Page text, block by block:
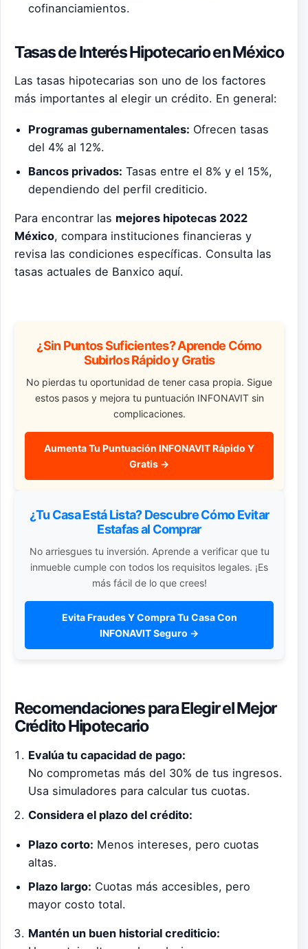
cofinanciamientos.
Tasas de Interés Hipotecario en México
Las tasas hipotecarias son uno de los factores
más importantes al elegir un crédito. En general:
Programas gubernamentales: Ofrecen tasas
del 4% al 12%.
Bancos privados: Tasas entre el 8% y el 15%,
dependiendo del perfil crediticio.
Para encontrar las mejores hipotecas 2022
México, compara instituciones financieras y
revisa las condiciones específicas. Consulta las
tasas actuales de Banxico aquí.
¿Sin Puntos Suficientes? Aprende Cómo
Subirlos Rápido y Gratis
No pierdas tu oportunidad de tener casa propia. Sigue
estos pasos y mejora tu puntuación INFONAVIT sin
complicaciones.
Aumenta Tu Puntuación INFONAVIT Rápido Y
Gratis →
¿Tu Casa Está Lista? Descubre Cómo Evitar
Estafas al Comprar
No arriesgues tu inversión. Aprende a verificar que tu
inmueble cumple con todos los requisitos legales. ¡Es
más fácil de lo que crees!
Evita Fraudes Y Compra Tu Casa Con
INFONAVIT Seguro →
Recomendaciones para Elegir el Mejor
Crédito Hipotecario
Evalúa tu capacidad de pago:
No comprometas más del 30% de tus ingresos.
Usa simuladores para calcular tus cuotas.
Considera el plazo del crédito:
Plazo corto: Menos intereses, pero cuotas
altas.
Plazo largo: Cuotas más accesibles, pero
mayor costo total.
Mantén un buen historial crediticio: